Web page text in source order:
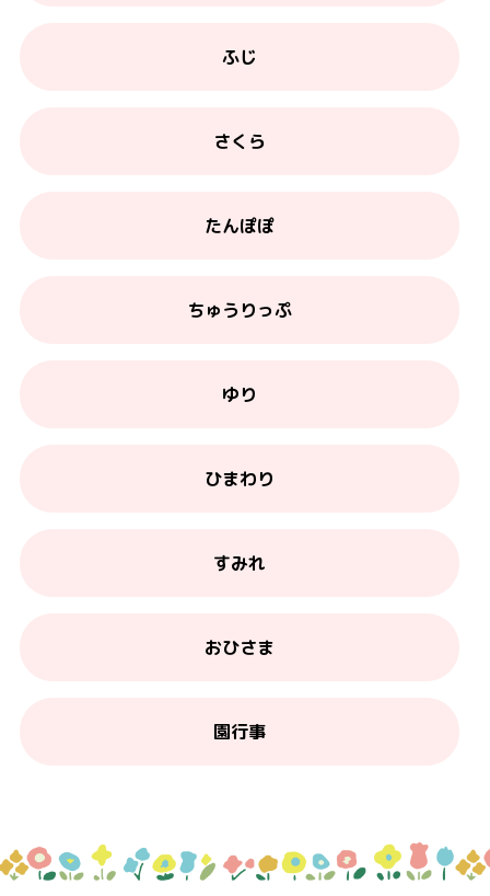
ふじ
さくら
たんぽぽ
ちゅうりっぷ
ゆり
ひまわり
すみれ
おひさま
園行事